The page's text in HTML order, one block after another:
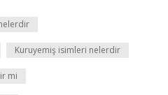
Kuruyemiş isimleri nelerdir
mi